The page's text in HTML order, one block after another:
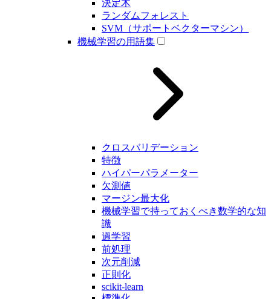
決定木
ランダムフォレスト
SVM（サポートベクターマシン）
機械学習の用語集
クロスバリデーション
特徴
ハイパーパラメーター
欠測値
マージン最大化
機械学習で持っておくべき数学的な知
識
過学習
前処理
次元削減
正則化
scikit-learn